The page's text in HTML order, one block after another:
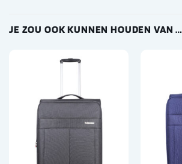
JE ZOU OOK KUNNEN HOUDEN VAN …